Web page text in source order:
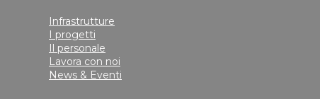
Infrastrutture
I progetti
Il personale
Lavora con noi
News & Eventi